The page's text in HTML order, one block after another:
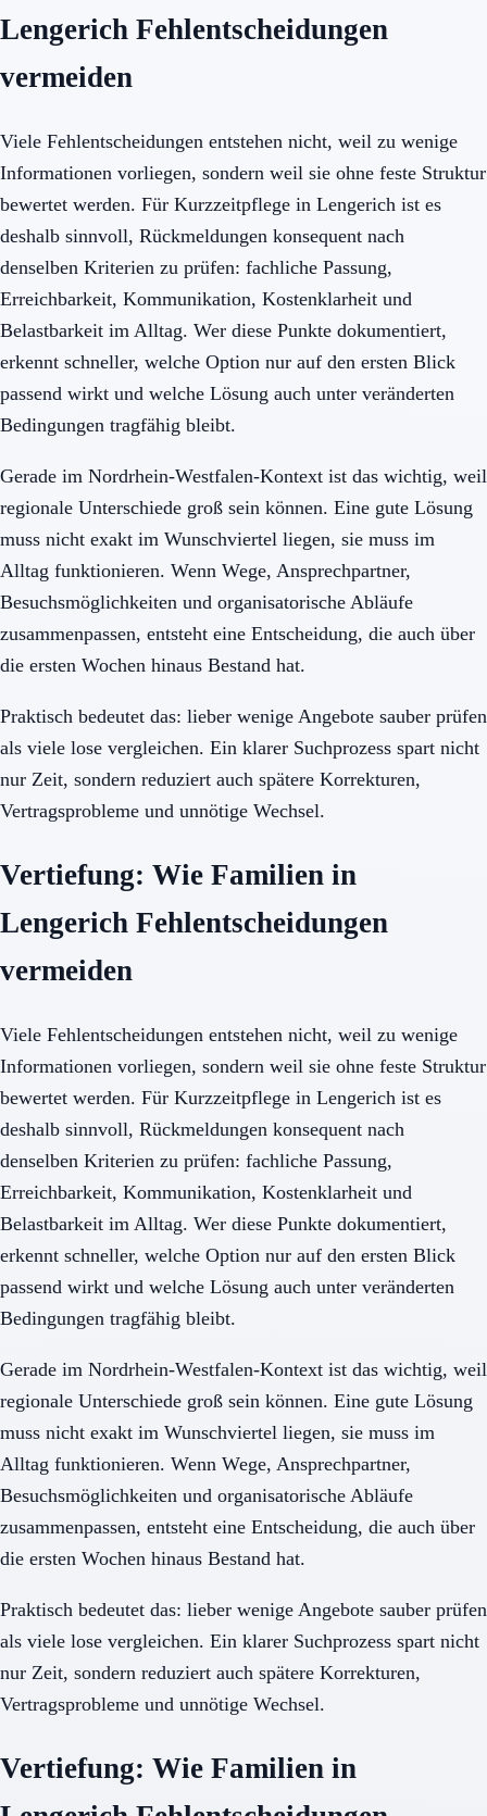
Lengerich Fehlentscheidungen
vermeiden
Viele Fehlentscheidungen entstehen nicht, weil zu wenige
Informationen vorliegen, sondern weil sie ohne feste Struktur
bewertet werden. Für Kurzzeitpflege in Lengerich ist es
deshalb sinnvoll, Rückmeldungen konsequent nach
denselben Kriterien zu prüfen: fachliche Passung,
Erreichbarkeit, Kommunikation, Kostenklarheit und
Belastbarkeit im Alltag. Wer diese Punkte dokumentiert,
erkennt schneller, welche Option nur auf den ersten Blick
passend wirkt und welche Lösung auch unter veränderten
Bedingungen tragfähig bleibt.
Gerade im Nordrhein-Westfalen-Kontext ist das wichtig, weil
regionale Unterschiede groß sein können. Eine gute Lösung
muss nicht exakt im Wunschviertel liegen, sie muss im
Alltag funktionieren. Wenn Wege, Ansprechpartner,
Besuchsmöglichkeiten und organisatorische Abläufe
zusammenpassen, entsteht eine Entscheidung, die auch über
die ersten Wochen hinaus Bestand hat.
Praktisch bedeutet das: lieber wenige Angebote sauber prüfen
als viele lose vergleichen. Ein klarer Suchprozess spart nicht
nur Zeit, sondern reduziert auch spätere Korrekturen,
Vertragsprobleme und unnötige Wechsel.
Vertiefung: Wie Familien in
Lengerich Fehlentscheidungen
vermeiden
Viele Fehlentscheidungen entstehen nicht, weil zu wenige
Informationen vorliegen, sondern weil sie ohne feste Struktur
bewertet werden. Für Kurzzeitpflege in Lengerich ist es
deshalb sinnvoll, Rückmeldungen konsequent nach
denselben Kriterien zu prüfen: fachliche Passung,
Erreichbarkeit, Kommunikation, Kostenklarheit und
Belastbarkeit im Alltag. Wer diese Punkte dokumentiert,
erkennt schneller, welche Option nur auf den ersten Blick
passend wirkt und welche Lösung auch unter veränderten
Bedingungen tragfähig bleibt.
Gerade im Nordrhein-Westfalen-Kontext ist das wichtig, weil
regionale Unterschiede groß sein können. Eine gute Lösung
muss nicht exakt im Wunschviertel liegen, sie muss im
Alltag funktionieren. Wenn Wege, Ansprechpartner,
Besuchsmöglichkeiten und organisatorische Abläufe
zusammenpassen, entsteht eine Entscheidung, die auch über
die ersten Wochen hinaus Bestand hat.
Praktisch bedeutet das: lieber wenige Angebote sauber prüfen
als viele lose vergleichen. Ein klarer Suchprozess spart nicht
nur Zeit, sondern reduziert auch spätere Korrekturen,
Vertragsprobleme und unnötige Wechsel.
Vertiefung: Wie Familien in